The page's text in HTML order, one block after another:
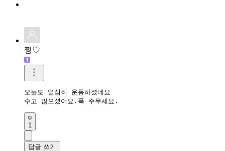
쩡♡
오늘도 열심히 운동하셨네요
수고 많으셨어요.푹 주무세요.
1
답글 쓰기